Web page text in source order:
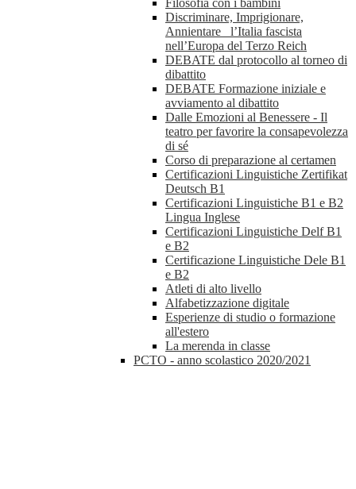
Filosofia con i bambini
Discriminare, Imprigionare,
Annientare_ l’Italia fascista
nell’Europa del Terzo Reich
DEBATE dal protocollo al torneo di
dibattito
DEBATE Formazione iniziale e
avviamento al dibattito
Dalle Emozioni al Benessere - Il
teatro per favorire la consapevolezza
di sé
Corso di preparazione al certamen
Certificazioni Linguistiche Zertifikat
Deutsch B1
Certificazioni Linguistiche B1 e B2
Lingua Inglese
Certificazioni Linguistiche Delf B1
e B2
Certificazione Linguistiche Dele B1
e B2
Atleti di alto livello
Alfabetizzazione digitale
Esperienze di studio o formazione
all'estero
La merenda in classe
PCTO - anno scolastico 2020/2021